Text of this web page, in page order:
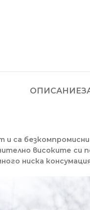
ОПИСАНИЕ
и са
високите
ниска